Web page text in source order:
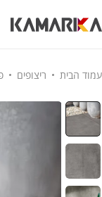
עמוד הבית ריצופים